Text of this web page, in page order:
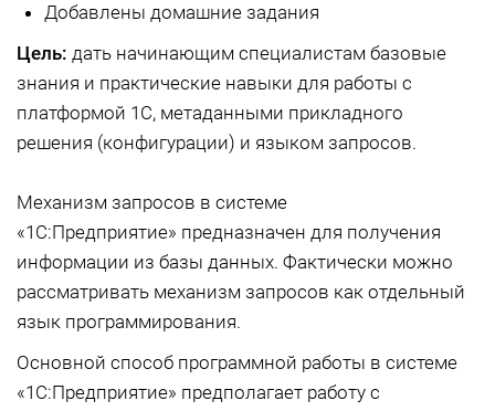
Добавлены домашние задания
Цель: дать начинающим специалистам базовые
знания и практические навыки для работы с
платформой 1С, метаданными прикладного
решения (конфигурации) и языком запросов.
Механизм запросов в системе
«1С:Предприятие» предназначен для получения
информации из базы данных. Фактически можно
рассматривать механизм запросов как отдельный
язык программирования.
Основной способ программной работы в системе
«1С:Предприятие» предполагает работу с